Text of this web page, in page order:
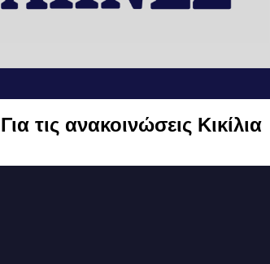
τις ανακοινώσεις Κικίλια